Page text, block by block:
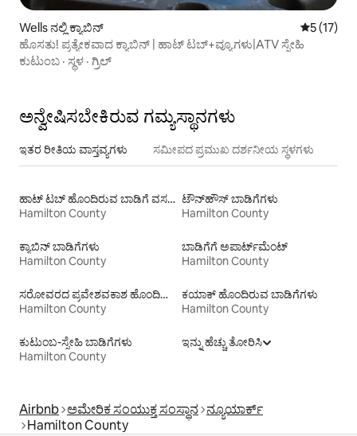
Wells ನಲ್ಲಿ ಕ್ಯಾಬಿನ್ 5 ರಲ್ಲಿ 5
5 (17)
ಹೊಸತು! ಪ್ರತ್ಯೇಕವಾದ ಕ್ಯಾಬಿನ್ | ಹಾಟ್ ಟಬ್+ವ್ಯೂಗಳು|ATV ಸ್ನೇಹಿ
ಕುಟುಂಬ · ಸ್ಥಳ · ಗ್ರಿಲ್
ಅನ್ವೇಷಿಸಬೇಕಿರುವ ಗಮ್ಯಸ್ಥಾನಗಳು
ಇತರ ರೀತಿಯ ವಾಸ್ತವ್ಯಗಳು ಸಮೀಪದ ಪ್ರಮುಖ ದರ್ಶನೀಯ ಸ್ಥಳಗಳು
ಹಾಟ್ ಟಬ್ ಹೊಂದಿರುವ ಬಾಡಿಗೆ ವಸತಿಗಳು
Hamilton County
ಟೌನ್‌ಹೌಸ್ ‌ಬಾಡಿಗೆಗಳು
Hamilton County
ಕ್ಯಾಬಿನ್ ಬಾಡಿಗೆಗಳು
Hamilton County
ಬಾಡಿಗೆಗೆ ಅಪಾರ್ಟ್‌ಮೆಂಟ್‌
Hamilton County
ಸರೋವರದ ಪ್ರವೇಶವಕಾಶ ಹೊಂದಿರುವ ಬಾಡಿಗೆಗಳು
Hamilton County
ಕಯಾಕ್ ಹೊಂದಿರುವ ಬಾಡಿಗೆಗಳು
Hamilton County
ಕುಟುಂಬ-ಸ್ನೇಹಿ ಬಾಡಿಗೆಗಳು
Hamilton County
ಇನ್ನು ಹೆಚ್ಚು ತೋರಿಸಿ
Airbnb ಅಮೇರಿಕ ಸಂಯುಕ್ತ ಸಂಸ್ಥಾನ ನ್ಯೂಯಾರ್ಕ್
Hamilton County